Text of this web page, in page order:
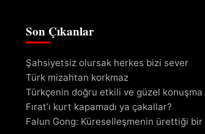
Son Çıkanlar
Şahsiyetsiz olursak herkes bizi sever
Türk mizahtan korkmaz
Türkçenin doğru etkili ve güzel konuşma
Fırat’ı kurt kapamadı ya çakallar?
Falun Gong: Küreselleşmenin ürettiği